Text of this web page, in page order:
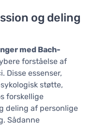
og deling
med Bach-
forståelse af
Disse essenser,
støtte,
forskellige
deling af personlige
Sådanne